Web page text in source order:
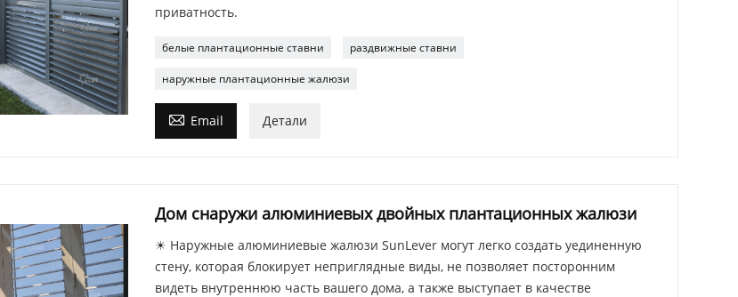
приватность.
белые плантационные ставни раздвижные ставни
наружные плантационные жалюзи
 Email Детали
Дом снаружи алюминиевых двойных плантационных жалюзи
☀ Наружные алюминиевые жалюзи SunLever могут легко создать уединенную
стену, которая блокирует неприглядные виды, не позволяет посторонним
видеть внутреннюю часть вашего дома, а также выступает в качестве